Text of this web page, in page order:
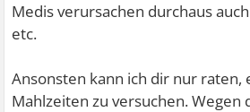
Medis verursachen durchaus
etc.
Ansonsten kann ich dir nur raten,
Mahlzeiten zu versuchen.